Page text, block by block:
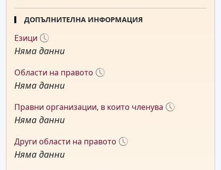
ДОПЪЛНИТЕЛНА ИНФОРМАЦИЯ
Езици
Няма данни
Области на правото
Няма данни
Правни организации, в които членува
Няма данни
Други области на правото
Няма данни